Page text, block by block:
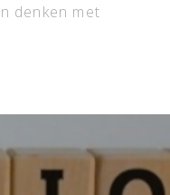
denken met